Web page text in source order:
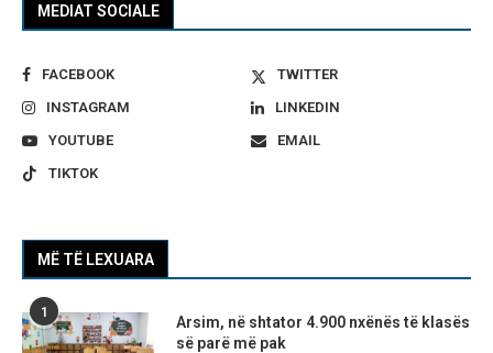
MEDIAT SOCIALE
FACEBOOK
TWITTER
INSTAGRAM
LINKEDIN
YOUTUBE
EMAIL
TIKTOK
MË TË LEXUARA
1
Arsim, në shtator 4.900 nxënës të klasës
së parë më pak